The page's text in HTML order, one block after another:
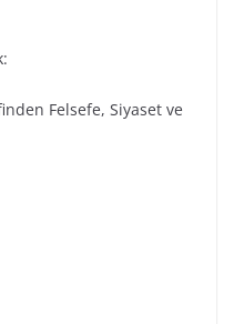
Felsefe, Siyaset ve